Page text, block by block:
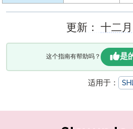
更新： 十二
这个指南有帮助吗？ 是
适用于：